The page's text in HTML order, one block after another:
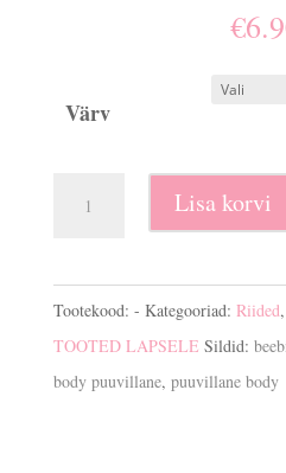
€
Värv
Lisa korvi
Tootekood: - Kategooriad: Riided,
TOOTED LAPSELE Sildid:
body puuvillane, puuvillane body